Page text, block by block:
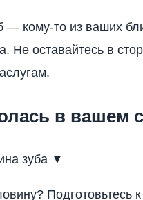
— кому-то из ваших
Не оставайтесь в
в вашем
зуба ▼
Подготовьтесь